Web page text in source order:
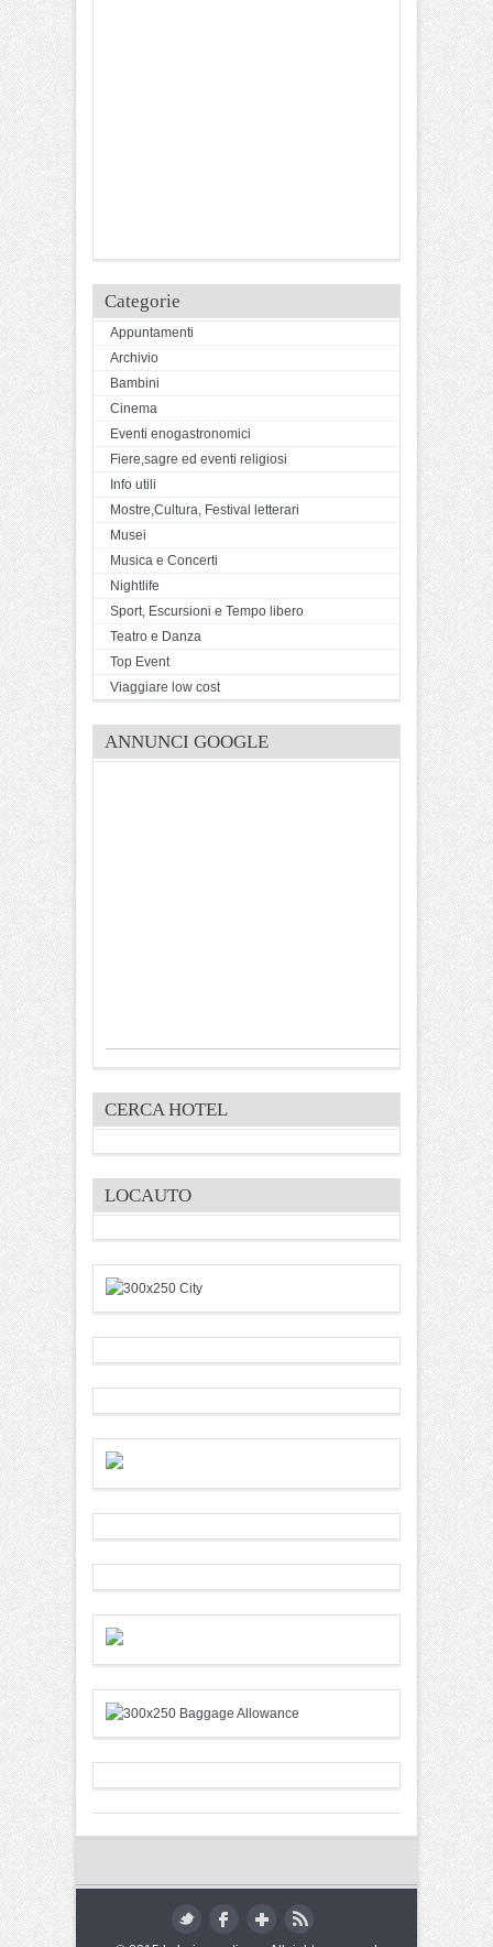
Categorie
Appuntamenti
Archivio
Bambini
Cinema
Eventi enogastronomici
Fiere,sagre ed eventi religiosi
Info utili
Mostre,Cultura, Festival letterari
Musei
Musica e Concerti
Nightlife
Sport, Escursioni e Tempo libero
Teatro e Danza
Top Event
Viaggiare low cost
ANNUNCI GOOGLE
CERCA HOTEL
LOCAUTO